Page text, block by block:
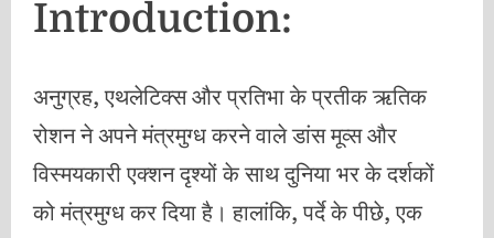
Introduction:
अनुग्रह, एथलेटिक्स और प्रतिभा के प्रतीक ऋतिक
रोशन ने अपने मंत्रमुग्ध करने वाले डांस मूव्स और
विस्मयकारी एक्शन दृश्यों के साथ दुनिया भर के दर्शकों
को मंत्रमुग्ध कर दिया है। हालांकि, पर्दे के पीछे, एक